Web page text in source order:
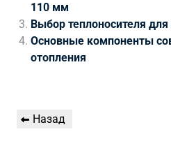
110 мм
Выбор теплоносителя
Основные компоненты
отопления
Навигация
Предыдущая
Назад